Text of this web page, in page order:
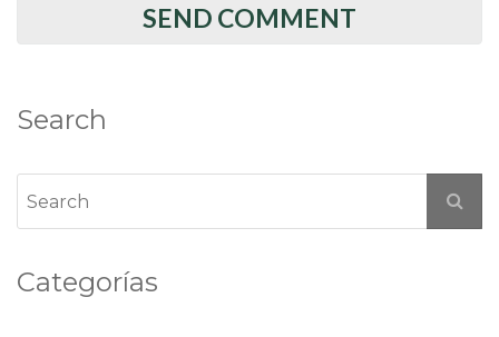
Search
Categorías